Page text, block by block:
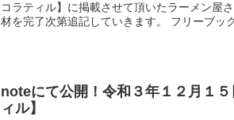
コラティル】に掲載させて頂いたラーメン屋
材を完了次第追記していきます。 フリーブッ
noteにて公開！令和３年１２月１
ィル】